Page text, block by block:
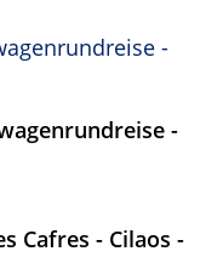
-
-
Cafres - Cilaos -